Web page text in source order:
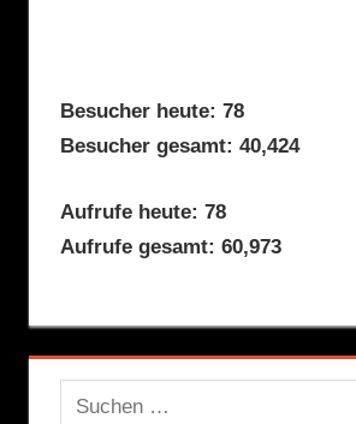
Besucher heute: 78
Besucher gesamt: 40,424
Aufrufe heute: 78
Aufrufe gesamt: 60,973
Suchen